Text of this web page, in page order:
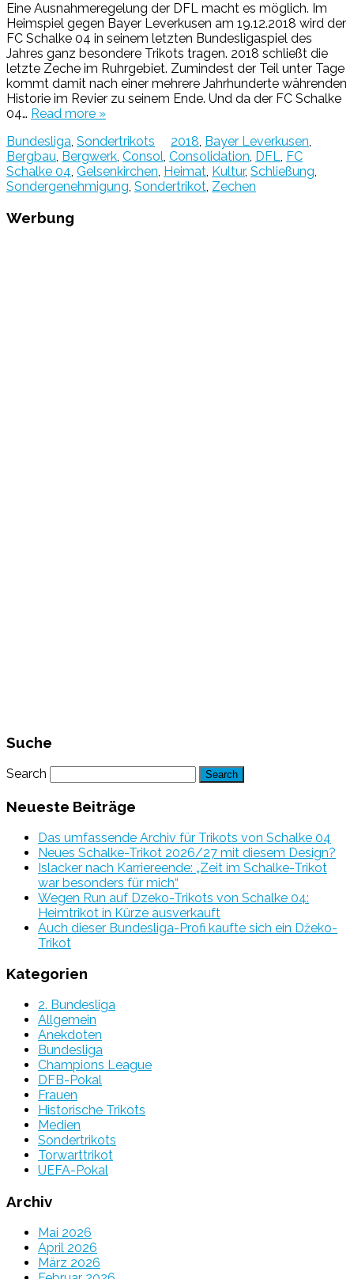
Eine Ausnahmeregelung der DFL macht es möglich. Im
Heimspiel gegen Bayer Leverkusen am 19.12.2018 wird der
FC Schalke 04 in seinem letzten Bundesligaspiel des
Jahres ganz besondere Trikots tragen. 2018 schließt die
letzte Zeche im Ruhrgebiet. Zumindest der Teil unter Tage
kommt damit nach einer mehrere Jahrhunderte währenden
Historie im Revier zu seinem Ende. Und da der FC Schalke
04… Read more »
Bundesliga, Sondertrikots 2018, Bayer Leverkusen,
Bergbau, Bergwerk, Consol, Consolidation, DFL, FC
Schalke 04, Gelsenkirchen, Heimat, Kultur, Schließung,
Sondergenehmigung, Sondertrikot, Zechen
Werbung
Suche
Search
Neueste Beiträge
Das umfassende Archiv für Trikots von Schalke 04
Neues Schalke-Trikot 2026/27 mit diesem Design?
Islacker nach Karriereende: „Zeit im Schalke-Trikot
war besonders für mich“
Wegen Run auf Dzeko-Trikots von Schalke 04:
Heimtrikot in Kürze ausverkauft
Auch dieser Bundesliga-Profi kaufte sich ein Džeko-
Trikot
Kategorien
2. Bundesliga
Allgemein
Anekdoten
Bundesliga
Champions League
DFB-Pokal
Frauen
Historische Trikots
Medien
Sondertrikots
Torwarttrikot
UEFA-Pokal
Archiv
Mai 2026
April 2026
März 2026